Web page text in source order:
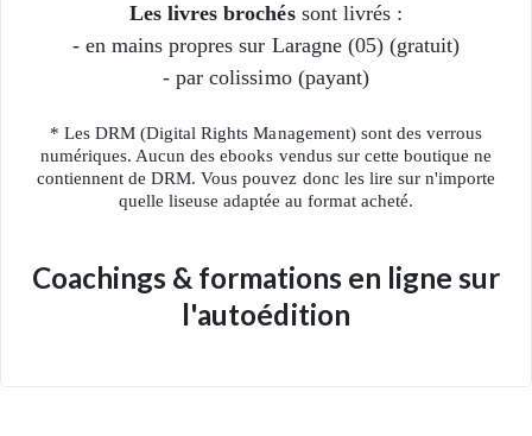
Les livres brochéssont livrés :
- en mains propres sur Laragne (05) (gratuit)
- par colissimo (payant)
* Les DRM (Digital Rights Management) sont des verrous
numériques. Aucun des ebooks vendus sur cette boutique ne
contiennent de DRM. Vous pouvez donc les lire sur n'importe
quelle liseuse adaptée au format acheté.
Coachings & formations en ligne sur
l'autoédition